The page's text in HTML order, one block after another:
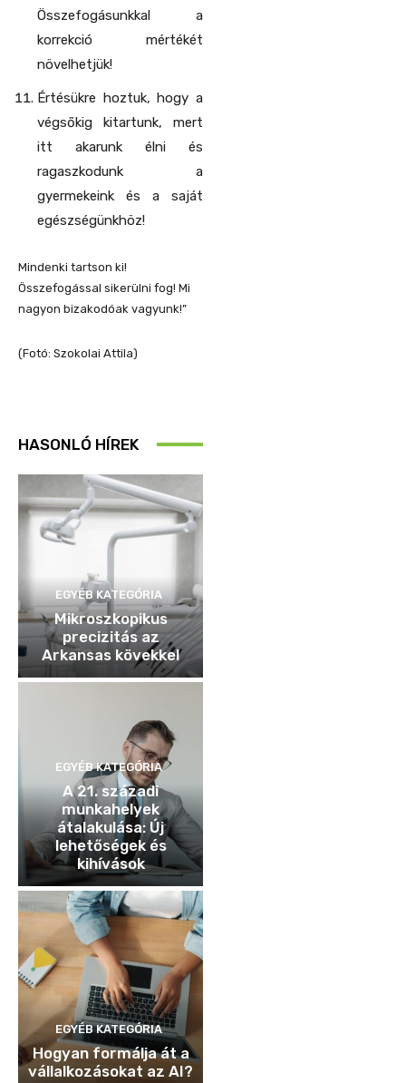
Összefogásunkkal a
korrekció mértékét
növelhetjük!
Értésükre hoztuk, hogy a
végsőkig kitartunk, mert
itt akarunk élni és
ragaszkodunk a
gyermekeink és a saját
egészségünkhöz!
Mindenki tartson ki!
Összefogással sikerülni fog! Mi
nagyon bizakodóak vagyunk!”
(Fotó: Szokolai Attila)
HASONLÓ HÍREK
EGYÉB KATEGÓRIA
Mikroszkopikus
precizitás az
Arkansas kövekkel
EGYÉB KATEGÓRIA
A 21. századi
munkahelyek
átalakulása: Új
lehetőségek és
kihívások
EGYÉB KATEGÓRIA
Hogyan formálja át a
vállalkozásokat az AI?